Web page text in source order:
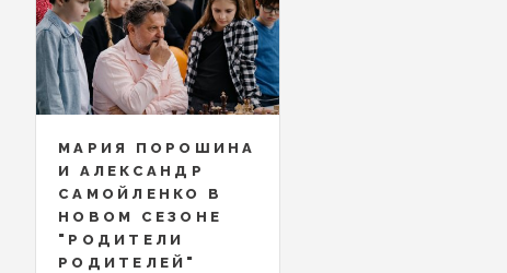
МАРИЯ ПОРОШИНА
И АЛЕКСАНДР
САМОЙЛЕНКО В
НОВОМ СЕЗОНЕ
"РОДИТЕЛИ
РОДИТЕЛЕЙ"